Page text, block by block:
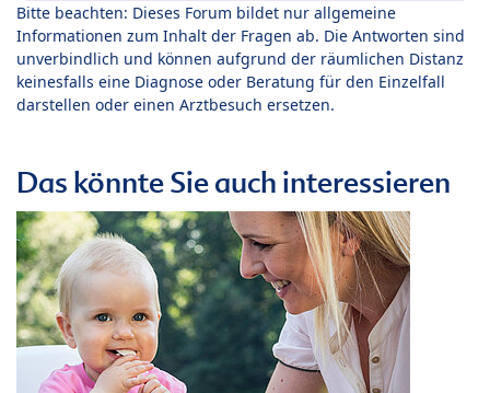
Bitte beachten: Dieses Forum bildet nur allgemeine
Informationen zum Inhalt der Fragen ab. Die Antworten sind
unverbindlich und können aufgrund der räumlichen Distanz
keinesfalls eine Diagnose oder Beratung für den Einzelfall
darstellen oder einen Arztbesuch ersetzen.
Das könnte Sie auch interessieren